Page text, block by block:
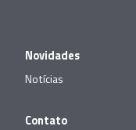
Novidades
Notícias
Contato